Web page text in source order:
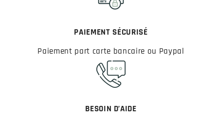
PAIEMENT SÉCURISÉ
Paiement part carte bancaire ou Paypal
BESOIN D’AIDE